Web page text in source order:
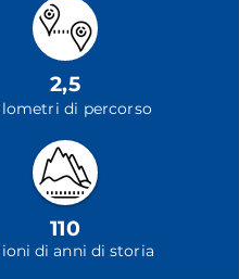
2,5
di percorso
110
di anni di storia